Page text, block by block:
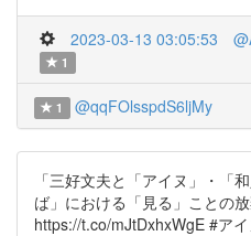
2023-03-13 03:05:53
1
1 @qqFOlsspdS6ljMy
「三好文夫と「アイヌ」・「
ば」における「見る」ことの放
https://t.co/mJtDxhxWgE #ア